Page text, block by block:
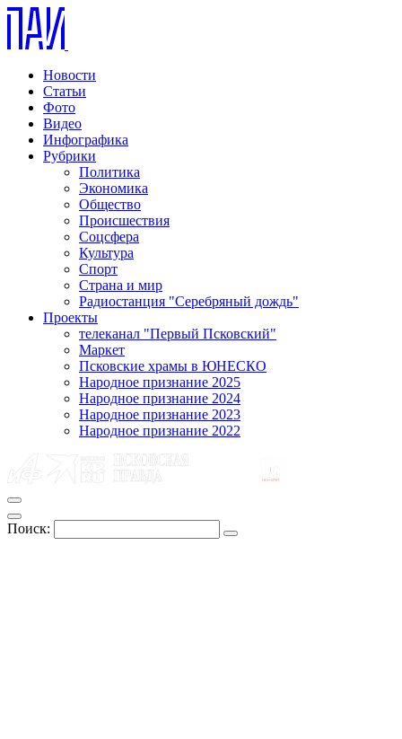
Новости
Статьи
Фото
Видео
Инфографика
Рубрики
Политика
Экономика
Общество
Происшествия
Соцсфера
Культура
Спорт
Страна и мир
Радиостанция "Серебряный дождь"
Проекты
телеканал "Первый Псковский"
Маркет
Псковские храмы в ЮНЕСКО
Народное признание 2025
Народное признание 2024
Народное признание 2023
Народное признание 2022
Поиск: